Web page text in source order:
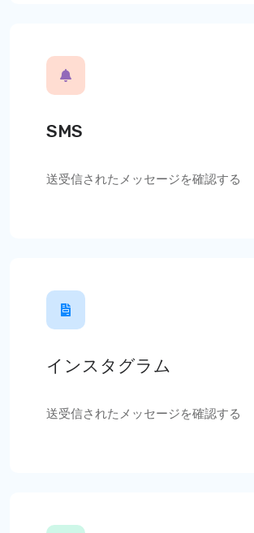
SMS
送受信されたメッセージを確認する
インスタグラム
送受信されたメッセージを確認する